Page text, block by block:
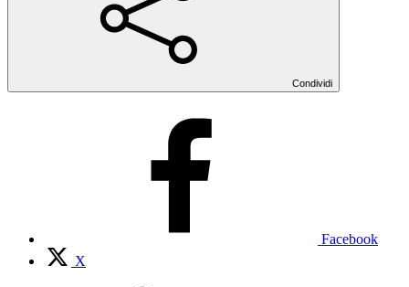
Condividi
Facebook
X